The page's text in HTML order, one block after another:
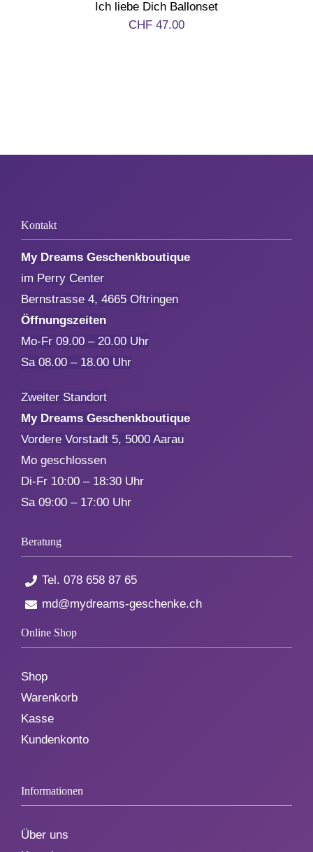
Kontakt
Ich liebe Dich Ballonset
CHF 47.00
Kontakt
My Dreams Geschenkboutique
im Perry Center
Bernstrasse 4, 4665 Oftringen
Öffnungszeiten
Mo-Fr 09.00 – 20.00 Uhr
Sa 08.00 – 18.00 Uhr
Zweiter Standort
My Dreams Geschenkboutique
Vordere Vorstadt 5, 5000 Aarau
Mo geschlossen
Di-Fr 10:00 – 18:30 Uhr
Sa 09:00 – 17:00 Uhr
Beratung
Tel. 078 658 87 65
md@mydreams-geschenke.ch
Online Shop
Shop
Warenkorb
Kasse
Kundenkonto
Informationen
Über uns